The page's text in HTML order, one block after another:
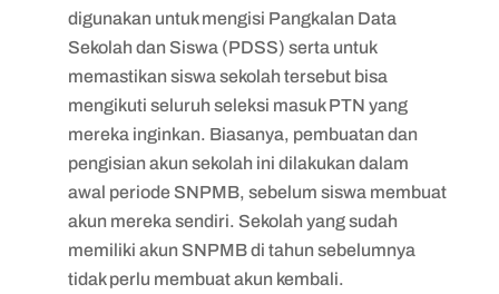
digunakan untuk mengisi Pangkalan Data
Sekolah dan Siswa (PDSS) serta untuk
memastikan siswa sekolah tersebut bisa
mengikuti seluruh seleksi masuk PTN yang
mereka inginkan. Biasanya, pembuatan dan
pengisian akun sekolah ini dilakukan dalam
awal periode SNPMB, sebelum siswa membuat
akun mereka sendiri. Sekolah yang sudah
memiliki akun SNPMB di tahun sebelumnya
tidak perlu membuat akun kembali.